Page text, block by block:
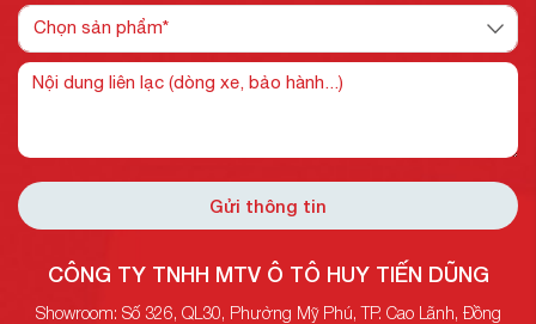
CÔNG TY TNHH MTV Ô TÔ HUY TIẾN DŨNG
Showroom: Số 326, QL30, Phường Mỹ Phú, TP. Cao Lãnh, Đồng
Gửi thông tin